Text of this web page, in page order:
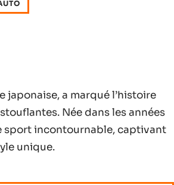
japonaise, a marqué l’histoire
Née dans les années
sport incontournable, captivant
unique.